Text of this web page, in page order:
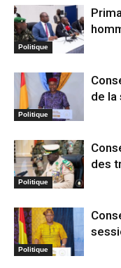
Politique
Politique
de la
Politique
des
Politique